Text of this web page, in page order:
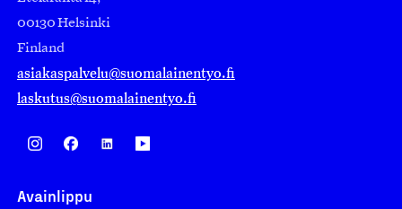
00130 Helsinki
Finland
asiakaspalvelu@suomalainentyo.fi
laskutus@suomalainentyo.fi
Avainlippu